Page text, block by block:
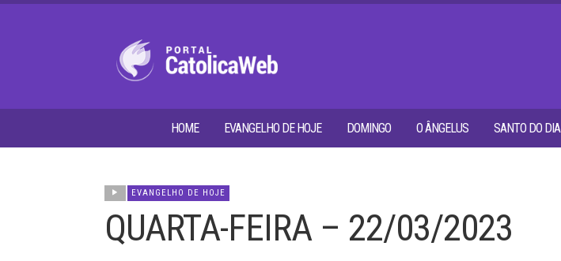
HOME EVANGELHO DE HOJE DOMINGO O ÂNGELUS SANTO DO DIA
EVANGELHO DE HOJE
QUARTA-FEIRA – 22/03/2023